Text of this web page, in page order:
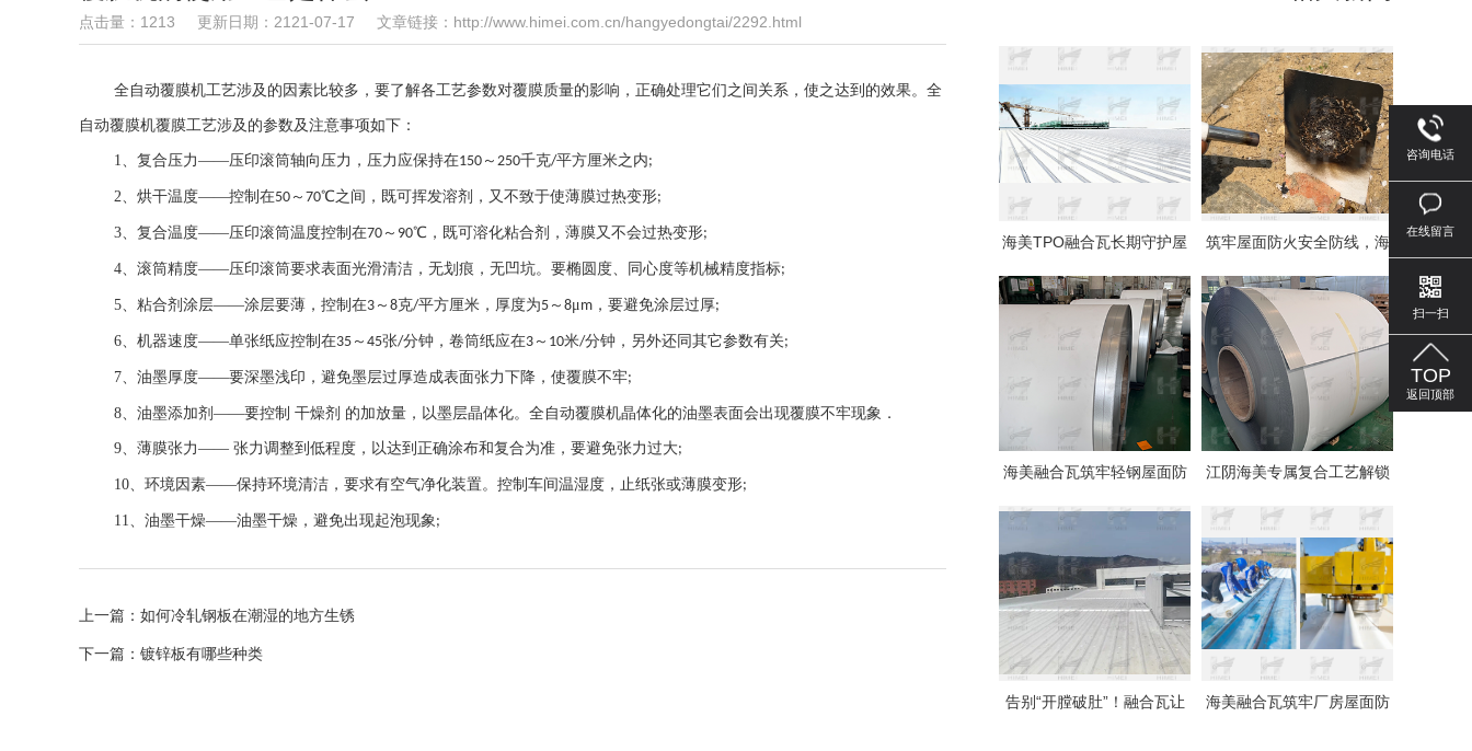
点击量：1213 更新日期：2121-07-17 文章链接：http://www.himei.com.cn/hangyedongtai/2292.html
全自动覆膜机工艺涉及的因素比较多，要了解各工艺参数对覆膜质量的影响，正确处理它们之间关系，使之达到的效果。全
自动覆膜机覆膜工艺涉及的参数及注意事项如下：
1、复合压力——压印滚筒轴向压力，压力应保持在150 ～ 250千克/平方厘米之内;
2、烘干温度——控制在50 ～ 70℃之间，既可挥发溶剂，又不致于使薄膜过热变形;
3、复合温度——压印滚筒温度控制在70 ～ 90℃，既可溶化粘合剂，薄膜又不会过热变形;
4、滚筒精度——压印滚筒要求表面光滑清洁，无划痕，无凹坑。要椭圆度、同心度等机械精度指标;
5、粘合剂涂层——涂层要薄，控制在3 ～ 8克/平方厘米，厚度为5 ～ 8μm ，要避免涂层过厚;
6、机器速度——单张纸应控制在35 ～ 45张/分钟，卷筒纸应在3 ～ 10米/分钟，另外还同其它参数有关;
7、油墨厚度——要深墨浅印，避免墨层过厚造成表面张力下降，使覆膜不牢;
8、油墨添加剂——要控制 干燥剂 的加放量，以墨层晶体化。全自动覆膜机晶体化的油墨表面会出现覆膜不牢现象．
9、薄膜张力—— 张力调整到低程度，以达到正确涂布和复合为准，要避免张力过大;
10、环境因素——保持环境清洁，要求有空气净化装置。控制车间温湿度，止纸张或薄膜变形;
11、油墨干燥——油墨干燥，避免出现起泡现象 ;
上一篇： 如何冷轧钢板在潮湿的地方生锈
下一篇： 镀锌板有哪些种类
海美TPO融合瓦长期守护屋
面安全
筑牢屋面防火安全防线，海
美 PVC 融合瓦守护建筑安
全
海美融合瓦筑牢轻钢屋面防
渗根基
江阴海美专属复合工艺解锁
TPO复合彩涂板一体化长效
防护
告别“开膛破肚”！融合瓦让 海美融合瓦筑牢厂房屋面防
咨询电话
在线留言
扫一扫
TOP
返回顶部